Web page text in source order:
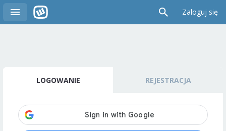
Zaloguj się
LOGOWANIE REJESTRACJA